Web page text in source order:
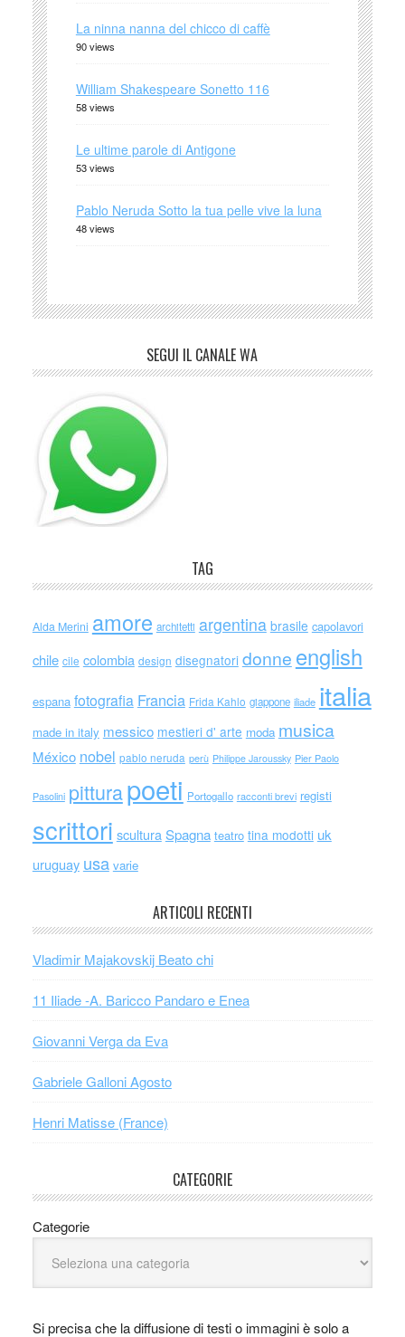
La ninna nanna del chicco di caffè
90 views
William Shakespeare Sonetto 116
58 views
Le ultime parole di Antigone
53 views
Pablo Neruda Sotto la tua pelle vive la luna
48 views
SEGUI IL CANALE WA
TAG
Alda Merini amore architetti argentina brasile capolavori
chile cile colombia design disegnatori donne english
espana fotografia Francia Frida Kahlo giappone iliade italia
made in italy messico mestieri d' arte moda musica
México nobel pablo neruda perù Philippe Jaroussky Pier Paolo
Pasolini pitturapoeti Portogallo racconti brevi registi
scrittori scultura Spagna teatro tina modotti uk
uruguay usa varie
ARTICOLI RECENTI
Vladimir Majakovskij Beato chi
11 Iliade -A. Baricco Pandaro e Enea
Giovanni Verga da Eva
Gabriele Galloni Agosto
Henri Matisse (France)
CATEGORIE
Categorie
Si precisa che la diffusione di testi o immagini è solo a